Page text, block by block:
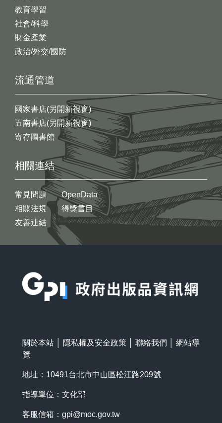
教育學習
社會/科學
財金產業
政治/外交/國防
流通管道
國家書店(另開新視窗)
五南書店(另開新視窗)
寄存圖書館
相關連結
常見問題
相關法規
友善連結
OpenData
得獎書目
關於本站 隱私權及安全政策 聯絡我們
網站導
覽
地址：10491台北市中山區松江路209號
指導單位：文化部
客服信箱： gpi@moc.gov.tw